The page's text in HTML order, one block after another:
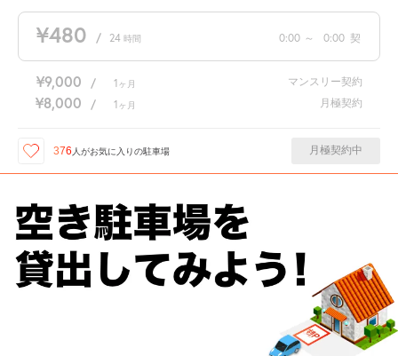
¥480 / 24 時間 0:00 ～ 0:00 契
¥9,000 / 1 ヶ月 マンスリー契約
¥8,000 / 1 ヶ月 月極契約
376 人がお気に入りの駐車場 月極契約中